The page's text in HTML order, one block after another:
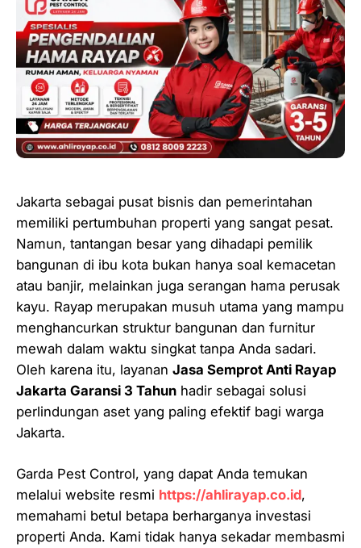
Jakarta sebagai pusat bisnis dan pemerintahan
memiliki pertumbuhan properti yang sangat pesat.
Namun, tantangan besar yang dihadapi pemilik
bangunan di ibu kota bukan hanya soal kemacetan
atau banjir, melainkan juga serangan hama perusak
kayu. Rayap merupakan musuh utama yang mampu
menghancurkan struktur bangunan dan furnitur
mewah dalam waktu singkat tanpa Anda sadari.
Oleh karena itu, layanan Jasa Semprot Anti Rayap
Jakarta Garansi 3 Tahun hadir sebagai solusi
perlindungan aset yang paling efektif bagi warga
Jakarta.
Garda Pest Control, yang dapat Anda temukan
melalui website resmi https://ahlirayap.co.id,
memahami betul betapa berharganya investasi
properti Anda. Kami tidak hanya sekadar membasmi